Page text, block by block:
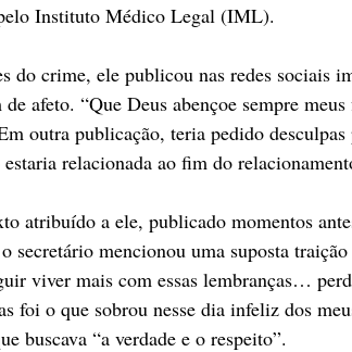
Instituto Médico Legal (IML).
do crime, ele publicou nas redes sociais
de afeto. “Que Deus abençoe sempre
outra publicação, teria pedido
relacionada ao fim do
atribuído a ele, publicado momentos
secretário mencionou uma suposta
viver mais com essas lembranças…
foi o que sobrou nesse dia infeliz dos
buscava “a verdade e o respeito”.